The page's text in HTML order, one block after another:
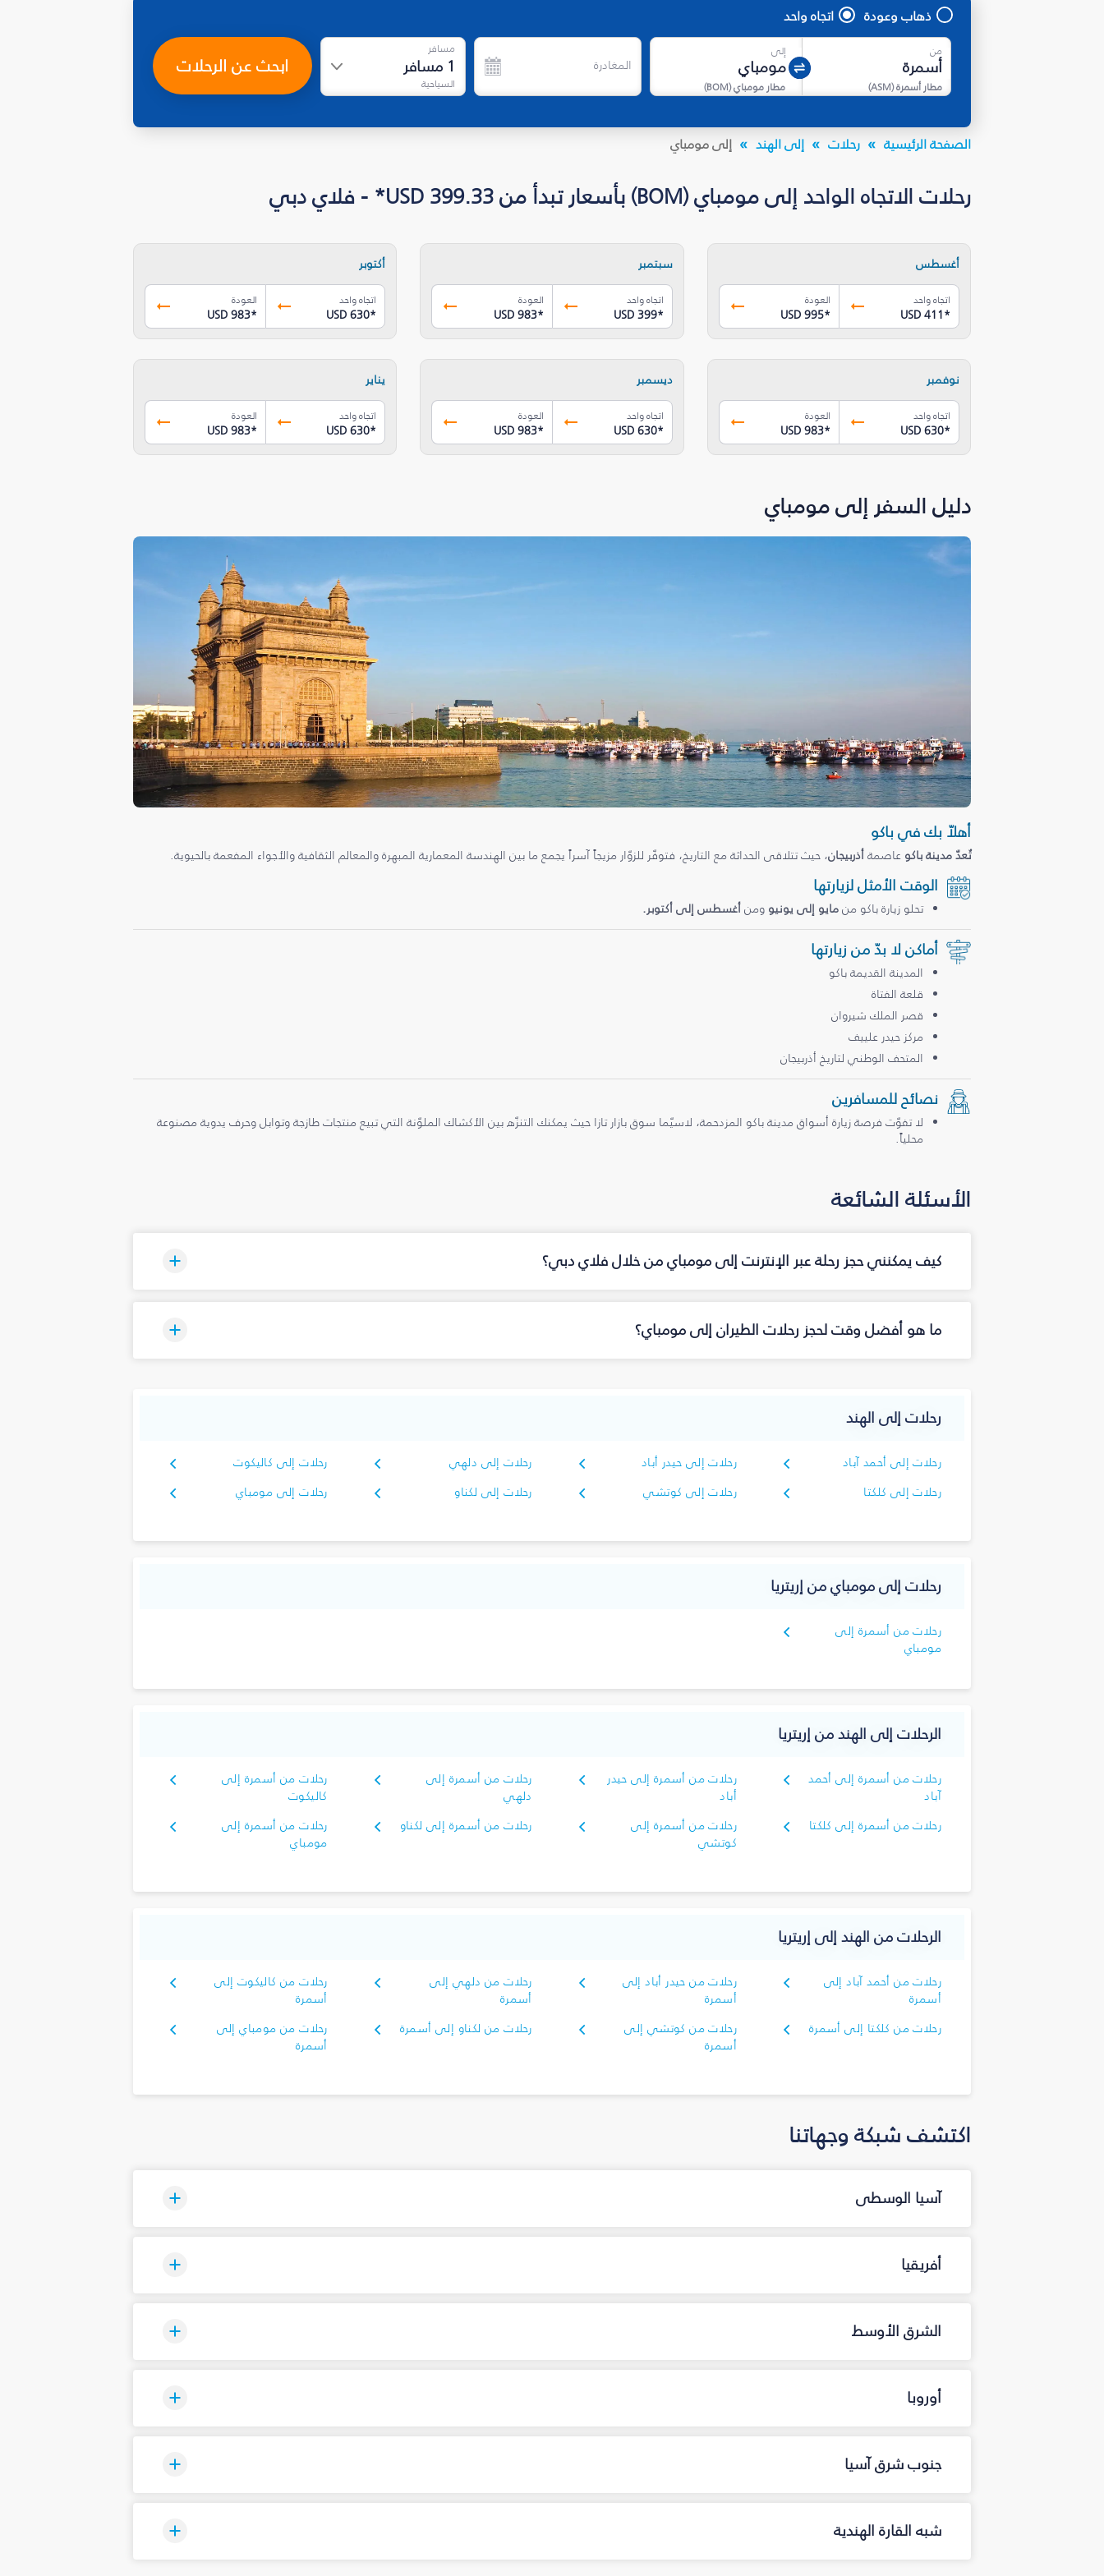
ذهاب وعودة اتجاه واحد
من
مطار أسمرة(
ASM
)
إلى
مطار مومباي(
BOM
)
المغادرة
مسافر
1 مسافر
السياحية
ابحث عن الرحلات
الصفحة الرئيسية رحلات إلى الهند إلى مومباي
رحلات الاتجاه الواحد إلى مومباي (BOM) بأسعار تبدأ من USD 399.33* - فلاي دبي
أغسطس
اتجاه واحد
USD 411*
العودة
USD 995*
سبتمبر
اتجاه واحد
USD 399*
العودة
USD 983*
أكتوبر
اتجاه واحد
USD 630*
العودة
USD 983*
نوفمبر
اتجاه واحد
USD 630*
العودة
USD 983*
ديسمبر
اتجاه واحد
USD 630*
العودة
USD 983*
يناير
اتجاه واحد
USD 630*
العودة
USD 983*
دليل السفر إلى مومباي
أهلاّ بك في باكو
تُعدّ مدينة باكو عاصمةأذربيجان، حيث تتلاقى الحداثة مع التاريخ، فتوفّر للزوّار مزيجاً آسراً يجمع ما بين الهندسة المعمارية المبهرة والمعالم الثقافية والأجواء المفعمة بالحيوية.
الوقت الأمثل لزيارتها
تحلو زيارة باكو منمايو إلى يونيو ومنأغسطس إلى أكتوبر.
أماكن لا بدّ من زيارتها
المدينة القديمة باكو
قلعة الفتاة
قصر الملك شيروان
مركز حيدر علييف
المتحف الوطني لتاريخ أذربيجان
نصائح للمسافرين
لا تفوّت فرصة زيارة أسواق مدينة باكو المزدحمة، لاسيّما سوق بازار تازا حيث يمكنك التنزّه بين الأكشاك الملوّنة التي تبيع منتجات طازجة وتوابل وحرف يدوية مصنوعة
محلياً.
الأسئلة الشائعة
كيف يمكنني حجز رحلة عبر الإنترنت إلى مومباي من خلال فلاي دبي؟
ما هو أفضل وقت لحجز رحلات الطيران إلى مومباي؟
رحلات إلى الهند
رحلات إلى أحمد آباد رحلات إلى حيدر أباد رحلات إلى دلهي
رحلات إلى كاليكوت
رحلات إلى كلكتا
رحلات إلى كوتشي رحلات إلى لكناو رحلات إلى مومباي
رحلات إلى مومباي من إريتريا
رحلات من أسمرة إلى
مومباي
الرحلات إلى الهند من إريتريا
رحلات من أسمرة إلى أحمد
آباد
رحلات من أسمرة إلى حيدر
أباد
رحلات من أسمرة إلى
دلهي
رحلات من أسمرة إلى
كاليكوت
رحلات من أسمرة إلى كلكتا
رحلات من أسمرة إلى
كوتشي
رحلات من أسمرة إلى لكناو
رحلات من أسمرة إلى
مومباي
الرحلات من الهند إلى إريتريا
رحلات من أحمد آباد إلى
أسمرة
رحلات من حيدر أباد إلى
أسمرة
رحلات من دلهي إلى
أسمرة
رحلات من كاليكوت إلى
أسمرة
رحلات من كلكتا إلى أسمرة
رحلات من كوتشي إلى
أسمرة
رحلات من لكناو إلى أسمرة
رحلات من مومباي إلى
أسمرة
اكتشف شبكة وجهاتنا
آسيا الوسطى
أفريقيا
الشرق الأوسط
أوروبا
جنوب شرق آسيا
شبه القارة الهندية